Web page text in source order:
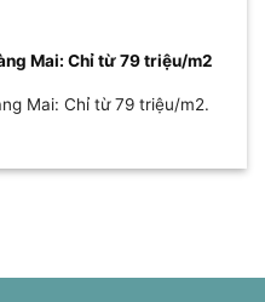
Mai: Chỉ từ 79 triệu/m2
Mai: Chỉ từ 79 triệu/m2.